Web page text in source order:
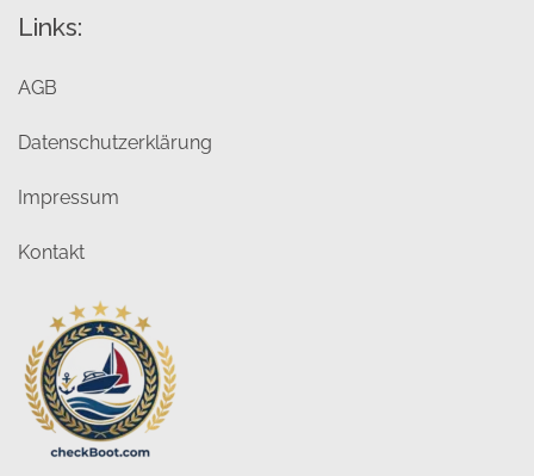
Links:
AGB
Datenschutzerklärung
Impressum
Kontakt